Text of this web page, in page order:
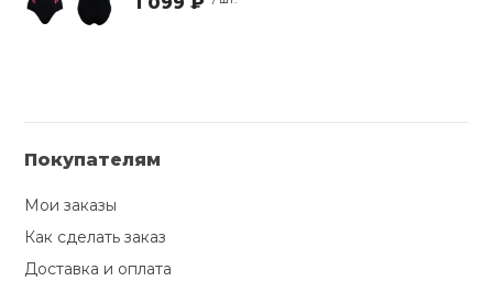
Покупателям
Мои заказы
Как сделать заказ
Доставка и оплата